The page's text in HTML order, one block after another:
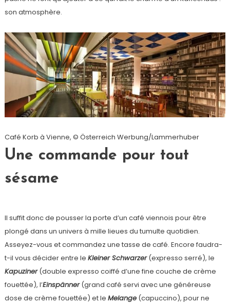
son atmosphère.
Café Korb à Vienne, © Österreich Werbung/Lammerhuber
Une commande pour tout
sésame
Il suffit donc de pousser la porte d’un café viennois pour être
plongé dans un univers à mille lieues du tumulte quotidien.
Asseyez-vous et commandez une tasse de café. Encore faudra-
t-il vous décider entre le Kleiner Schwarzer(expresso serré), le
Kapuziner(double expresso coiffé d’une fine couche de crème
fouettée), l’Einspänner(grand café servi avec une généreuse
dose de crème fouettée) et le Melange(capuccino), pour ne